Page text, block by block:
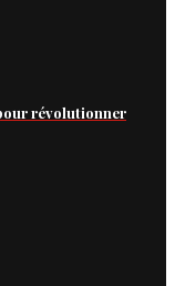
révolutionner